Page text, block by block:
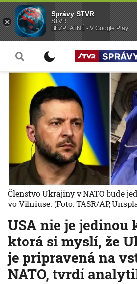
USA nie je jedinou
ktorá si myslí, že
je pripravená na
NATO, tvrdí
Členstvo Ukrajiny v NATO bude
vo Vilniuse. (Foto: TASR/AP,
Správy STVR
STVR
BEZPLATNÉ - V Google Play